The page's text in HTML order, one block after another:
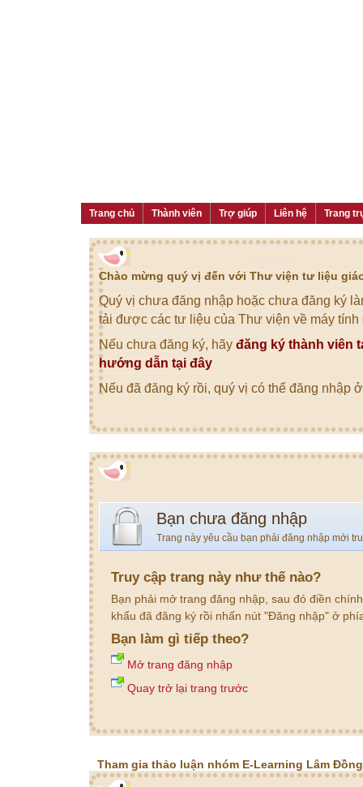
Trang chủ Thành viên Trợ giúp Liên hệ Trang
Chào mừng quý vị đến với Thư viện tư liệu
Quý vị chưa đăng nhập hoặc chưa đăng ký
tải được các tư liệu của Thư viện về máy tính
Nếu chưa đăng ký, hãy đăng ký thành viên
hướng dẫn tại đây
Nếu đã đăng ký rồi, quý vị có thể đăng nhập
Bạn chưa đăng nhập
Trang này yêu cầu bạn phải đăng nhập mới
Truy cập trang này như thế nào?
Bạn phải mở trang đăng nhập, sau đó điền
khẩu đã đăng ký rồi nhấn nút "Đăng nhập" ở
Bạn làm gì tiếp theo?
Mở trang đăng nhập
Quay trở lại trang trước
Tham gia thảo luận nhóm E-Learning Lâm Đồng